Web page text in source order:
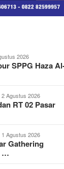
2026
SPPG Haza
2 Agustus 2026
RT 02 Pasar
1 Agustus 2026
Gathering
…